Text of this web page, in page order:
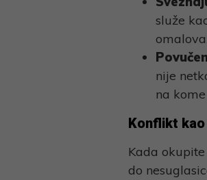
služe
nije
na
Konflikt
Kada
do